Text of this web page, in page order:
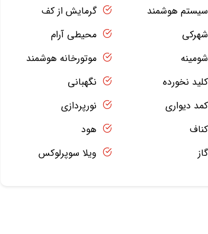
سیستم هوشمند
شهرکی
شومینه
کلید نخورده
کمد دیواری
کناف
گاز
گرمایش از کف
محیطی آرام
موتورخانه هوشمند
نگهبانی
نورپردازی
هود
ویلا سوپرلوکس